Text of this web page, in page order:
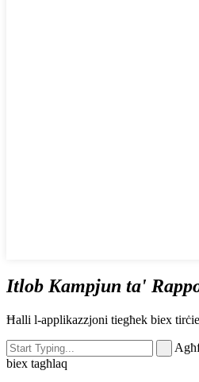
Itlob Kampjun ta'
Ħalli l-applikazzjoni tiegħek biex
biex tagħlaq